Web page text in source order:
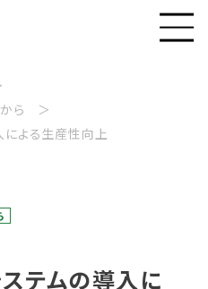
ら
よる生産性向上
テムの導入に